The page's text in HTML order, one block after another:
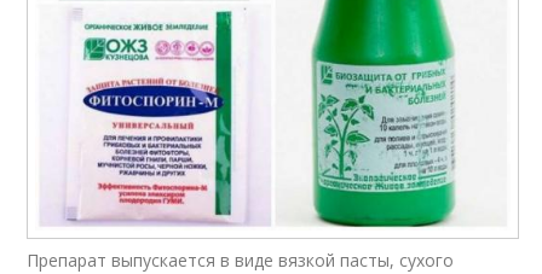
Препарат выпускается в виде вязкой пасты, сухого